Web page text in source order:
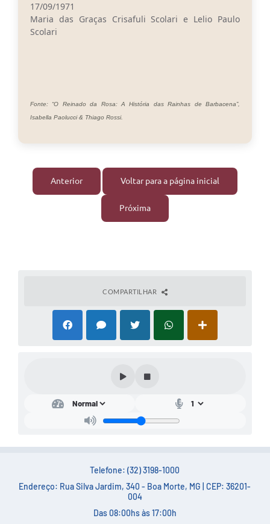
17/09/1971
Maria das Graças Crisafuli Scolari e Lelio Paulo
Scolari
Fonte: “O Reinado da Rosa: A História das Rainhas de Barbacena”,
Isabella Paolucci & Thiago Rossi.
Anterior Voltar para a página inicial
Próxima
COMPARTILHAR
Telefone: (32) 3198-1000
Endereço: Rua Silva Jardim, 340 - Boa Morte, MG | CEP: 36201-
004
Das 08:00hs às 17:00h